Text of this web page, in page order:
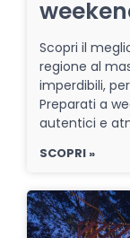
Scopri il
regione al
imperdibili,
Preparati a
autentici e
SCOPRI »